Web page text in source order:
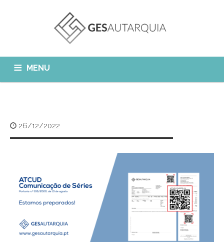
MENU
O que fazemos?
Formações
APP GESAutarquia
GESÁgua
GESCanídeo
GESCemitério
GESComunicação
Configurar Email
Custo da Chamada
Eliminar Conta
26/12/2022